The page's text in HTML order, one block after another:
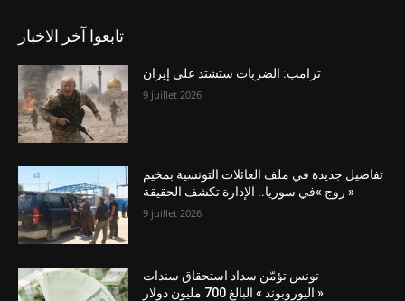
تابعوا آخر الاخبار
ترامب: الضربات ستشتد على إيران
9 juillet 2026
تفاصيل جديدة في ملف العائلات التونسية بمخيم
« روج »في سوريا.. الإدارة تكشف الحقيقة
9 juillet 2026
تونس تؤمّن سداد استحقاق سندات
« اليوروبوند » البالغ 700 مليون دولار